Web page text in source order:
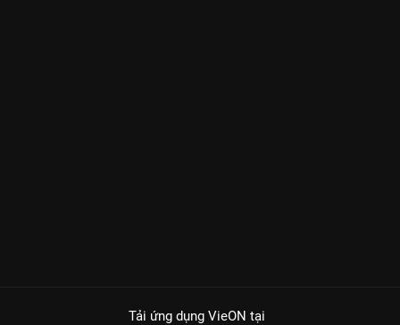
Tải ứng dụng VieON tại